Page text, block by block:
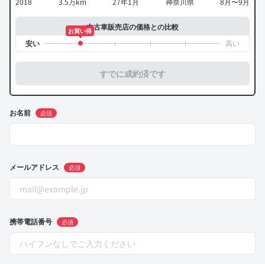
中古車販売店の価格との比較
お買い得
すでに成約済です
お名前 必須
メールアドレス 必須
携帯電話番号 必須